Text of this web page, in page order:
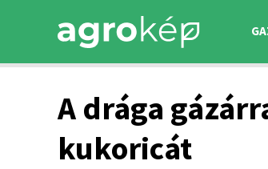
A drága
kukoricát